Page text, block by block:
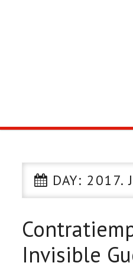
CIKK
PÓLÓ RENDELÉS
DAY: 2017.
Invisible